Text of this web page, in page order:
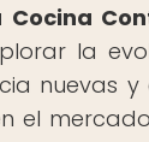
la
nuevas y
el